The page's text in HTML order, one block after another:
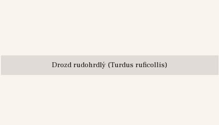
Drozd rudohrdlý (Turdus ruficollis)